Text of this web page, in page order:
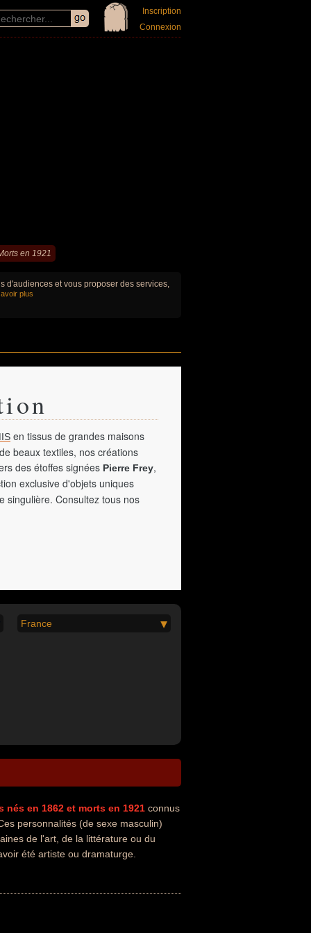
Inscription
Connexion
en 1921
d'audiences et vous proposer des services,
plus
en tissus de grandes maisons
beaux textiles, nos créations
des étoffes signées Pierre Frey,
exclusive d'objets uniques
singulière. Consultez tous nos
France
nés en 1862 et morts en 1921 connus
personnalités (de sexe masculin)
de l'art, de la littérature ou du
été artiste ou dramaturge.